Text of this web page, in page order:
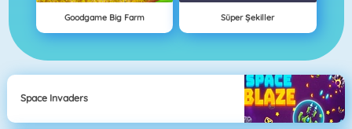
Goodgame Big Farm Süper Şekiller
Space Invaders